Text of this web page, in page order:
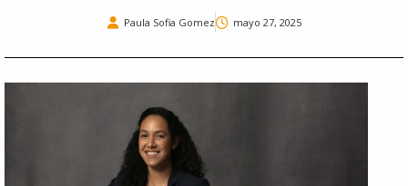
Paula Sofia Gomez mayo 27, 2025